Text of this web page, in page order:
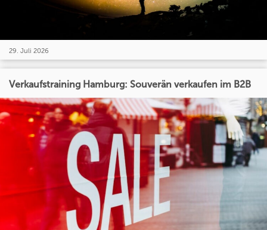
29. Juli 2026
Verkaufstraining Hamburg: Souverän verkaufen im B2B